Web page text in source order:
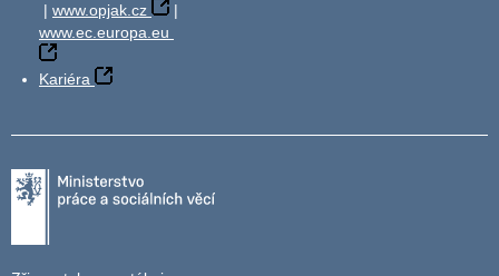
| www.opjak.cz
|
www.ec.europa.eu
Kariéra